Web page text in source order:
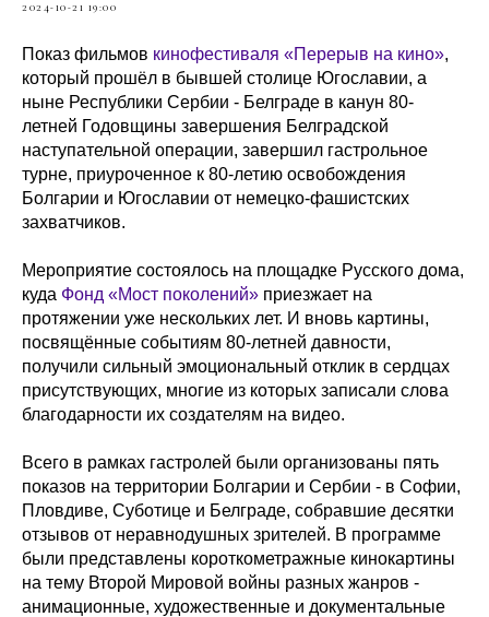
2024-10-21 19:00
Показ фильмов кинофестиваля «Перерыв на кино»,
который прошёл в бывшей столице Югославии, а
ныне Республики Сербии - Белграде в канун 80-
летней Годовщины завершения Белградской
наступательной операции, завершил гастрольное
турне, приуроченное к 80-летию освобождения
Болгарии и Югославии от немецко-фашистских
захватчиков.
Мероприятие состоялось на площадке Русского дома,
куда Фонд «Мост поколений» приезжает на
протяжении уже нескольких лет. И вновь картины,
посвящённые событиям 80-летней давности,
получили сильный эмоциональный отклик в сердцах
присутствующих, многие из которых записали слова
благодарности их создателям на видео.
Всего в рамках гастролей были организованы пять
показов на территории Болгарии и Сербии - в Софии,
Пловдиве, Суботице и Белграде, собравшие десятки
отзывов от неравнодушных зрителей. В программе
были представлены короткометражные кинокартины
на тему Второй Мировой войны разных жанров -
анимационные, художественные и документальные